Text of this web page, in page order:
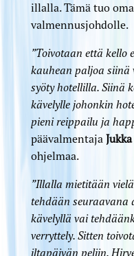
illalla. Tämä tuo
valmennusjohdolle.
”Toivotaan että kello
kauhean paljoa siinä
syöty hotellilla. Siinä
kävelylle johonkin
pieni reippailu ja
päävalmentaja
ohjelmaa.
”Illalla mietitään
tehdään seuraavana
kävelyllä vai
verryttely. Sitten
iltapäivän peliin.